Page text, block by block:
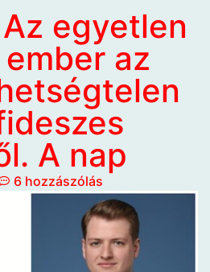
egyetlen
az
A nap
6 hozzászólás